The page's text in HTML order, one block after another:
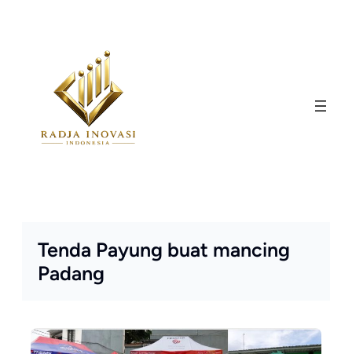
Tenda Payung buat mancing
Padang